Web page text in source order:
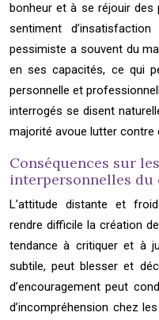
bonheur et à se réjouir
sentiment
pessimiste a souvent du
en ses capacités, ce qui
personnelle et
interrogés se disent
majorité avoue lutter contre
Conséquences sur
interpersonnelles du
L’attitude distante et
rendre difficile la création
tendance à critiquer et à
subtile, peut blesser et
d’encouragement peut
d’incompréhension chez